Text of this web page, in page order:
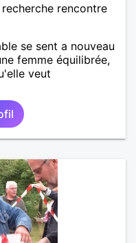
rencontre
se sent a nouveau
femme équilibrée,
veut